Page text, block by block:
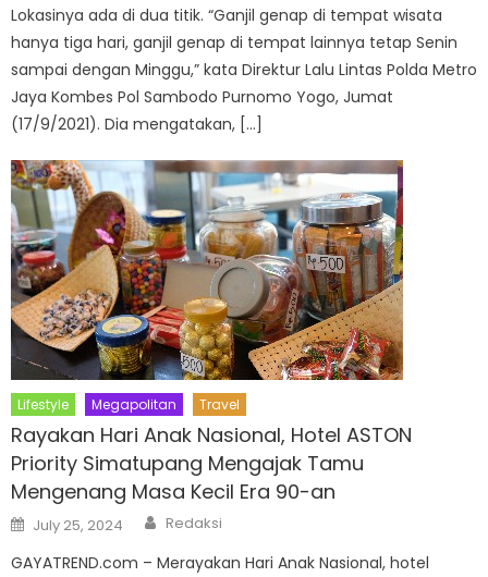
Lokasinya ada di dua titik. “Ganjil genap di tempat wisata
hanya tiga hari, ganjil genap di tempat lainnya tetap Senin
sampai dengan Minggu,” kata Direktur Lalu Lintas Polda Metro
Jaya Kombes Pol Sambodo Purnomo Yogo, Jumat
(17/9/2021). Dia mengatakan, […]
Lifestyle Megapolitan Travel
Rayakan Hari Anak Nasional, Hotel ASTON
Priority Simatupang Mengajak Tamu
Mengenang Masa Kecil Era 90-an
Posted
on
July 25, 2024 Author
Redaksi
GAYATREND.com – Merayakan Hari Anak Nasional, hotel